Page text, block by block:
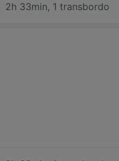
2h 33min, 1 transbordo